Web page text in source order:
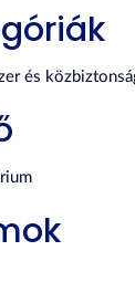
és